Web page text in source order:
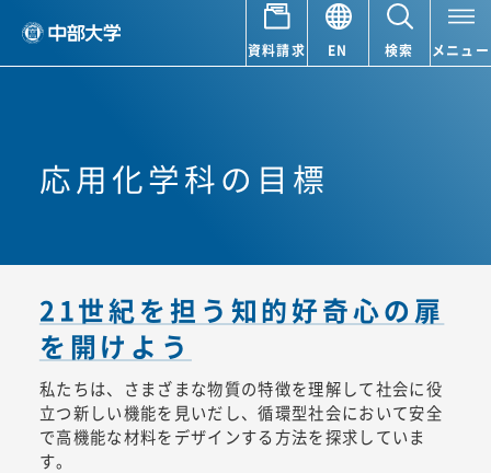
資料請求 EN 検索 メニュー
応用化学科の目標
21世紀を担う知的好奇心の扉
を開けよう
私たちは、さまざまな物質の特徴を理解して社会に役
立つ新しい機能を見いだし、循環型社会において安全
で高機能な材料をデザインする方法を探求していま
す。